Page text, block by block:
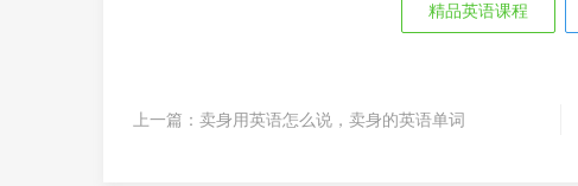
精品英语课程
上一篇： 卖身用英语怎么说，卖身的英语单词